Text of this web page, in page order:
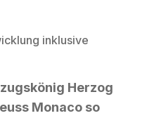
inklusive
Herzog
Monaco so